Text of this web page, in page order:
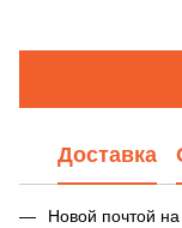
Доставка
Новой почтой